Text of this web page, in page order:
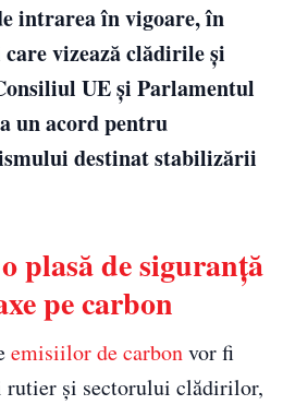
intrarea în vigoare, în
vizează clădirile și
UE și Parlamentul
un acord pentru
destinat stabilizării
plasă de siguranță
pe carbon
emisiilor de carbonvor fi
rutier și sectorului clădirilor,